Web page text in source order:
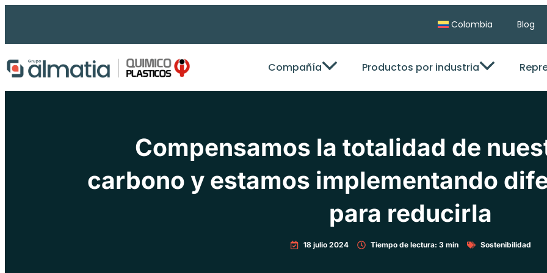
Ir
Colombia Blog
Compañía Productos por industria
Compensamos la totalidad de
carbono y estamos implementando
para reducirla
18 julio 2024 Tiempo de lectura: 3 min Sostenibilidad